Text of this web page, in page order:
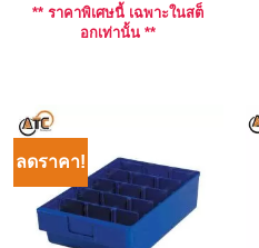
** ราคาพิเศษนี้ เฉพาะในสต็
อกเท่านั้น **
ลดราคา!